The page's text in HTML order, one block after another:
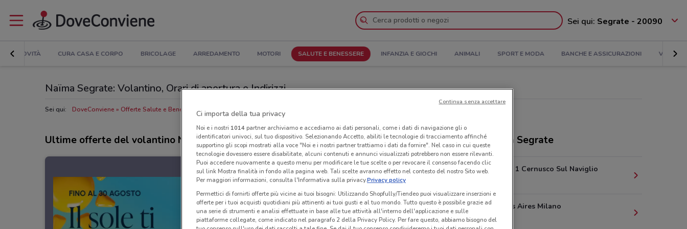
Sei qui: Segrate - 20090
NOVITÀ CURA CASA E CORPO BRICOLAGE ARREDAMENTO MOTORI SALUTE E BENESSERE INFANZIA E GIOCHI ANIMALI SPORT E MODA BANCHE E ASSICURAZIONI VIAGGI
Naïma Segrate: Volantino, Orari di apertura e Indirizzi
Sei qui: DoveConviene Offerte Salute e Benessere a Segrate Negozi Naïma a Segrate
Ultime offerte del volantino Naïma Negozi Naïma a Segrate
Via Uboldo, 1 Cernusco Sul Naviglio
C.So Buenos Aires Milano
7.2 km
Ci importa della tua privacy
Noi e i nostri 1014partner archiviamo e accediamo ai dati personali, come i dati di navigazione gli o
identificatori univoci, sul tuo dispositivo. Selezionando Accetto, abiliti le tecnologie di tracciamento affinché
supportino gli scopi mostrati alla voce "Noi e i nostri partner trattiamo i dati da fornire". Nel caso in cui queste
tecnologie dovessero essere disabilitate, alcuni contenuti e annunci visualizzati potrebbero non essere rilevanti.
Puoi accedere nuovamente a questo menu per modificare le tue scelte o per revocare il consenso facendo clic
sul link Mostra finalità in fondo alla pagina web. Tali scelte avranno effetto nel contesto del nostro Sito web.
Per maggiori informazioni, consulta l'Informativa sulla privacy.Privacy policy
Permettici di fornirti offerte più vicine ai tuoi bisogni: Utilizzando Shopfully/Tiendeo puoi visualizzare inserzioni e
offerte per i tuoi acquisti quotidiani più attinenti ai tuoi gusti e al tuo mondo. Tutto questo è possibile grazie ad
una serie di strumenti e analisi effettuate in base alle tue attività all'interno dell'applicazione e sulle
piattaforme collegate, come indicato nel paragrafo 2 della Privacy Policy. Per fare questo, abbiamo bisogno del
Continua senza accettare